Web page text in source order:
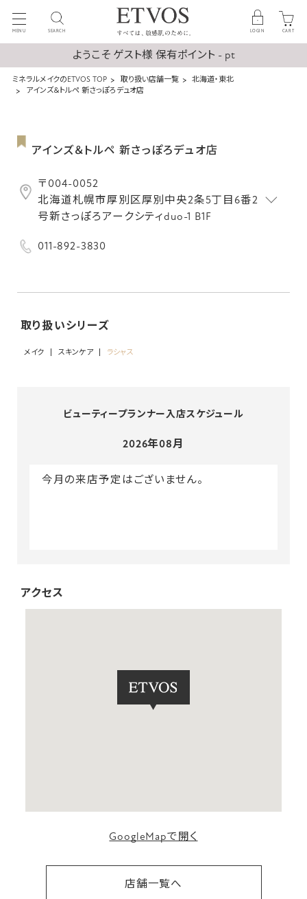
MENU SEARCH LOGIN CART
ようこそ ゲスト様 保有ポイント - pt
ミネラルメイクのETVOS TOP 取り扱い店舗一覧
北海道・東北
アインズ＆トルペ 新さっぽろデュオ店
アインズ＆トルペ 新さっぽろデュオ店
〒004-0052
北海道札幌市厚別区厚別中央2条5丁目6番2
号新さっぽろアークシティduo-1 B1F
011-892-3830
取り扱いシリーズ
メイク スキンケア ラシャス
ビューティープランナー入店スケジュール
2026年08月
今月の来店予定はございません。
アクセス
GoogleMapで開く
店舗一覧へ